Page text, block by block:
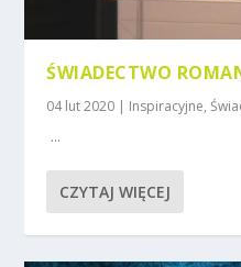
ŚWIADECTWO
04 lut 2020 | Inspiracyjne,
...
CZYTAJ WIĘCEJ